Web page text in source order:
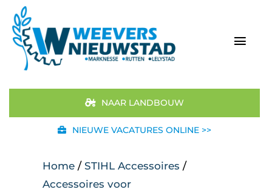
naar
inhoud
Aanbod
STIHL
NAAR LANDBOUW
NIEUWE VACATURES ONLINE >>
Home / STIHL Accessoires /
Accessoires voor